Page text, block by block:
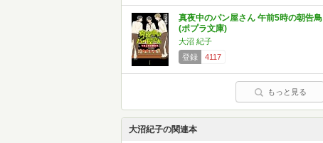
真夜中のパン屋さん 午前5時の朝告鳥
(ポプラ文庫)
大沼 紀子
登録
4117
もっと見る
大沼紀子の関連本